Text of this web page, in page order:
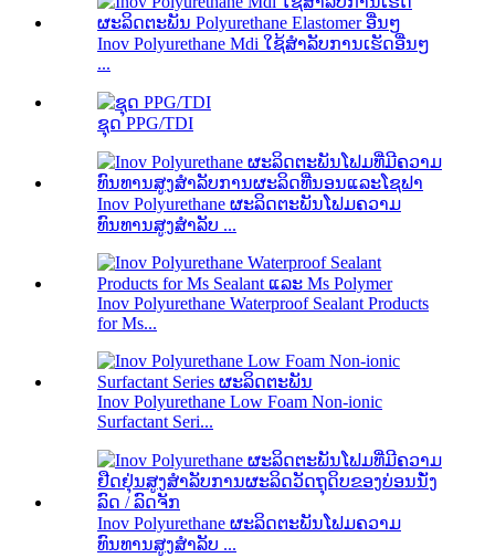
Inov Polyurethane Mdi ໃຊ້ສໍາລັບການເຮັດອື່ນໆ
...
ຊຸດ PPG/TDI
Inov Polyurethane ຜະລິດຕະພັນໂຟມຄວາມ
ທົນທານສູງສໍາລັບ ...
Inov Polyurethane Waterproof Sealant Products
for Ms...
Inov Polyurethane Low Foam Non-ionic
Surfactant Seri...
Inov Polyurethane ຜະລິດຕະພັນໂຟມຄວາມ
ທົນທານສູງສໍາລັບ ...